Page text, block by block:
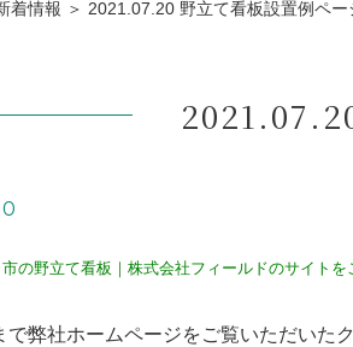
着情報 ＞ 2021.07.20 野立て看板設置例ペー
の野立て看板｜株式会社フィールドのサイトを
弊社ホームページをご覧いただいた